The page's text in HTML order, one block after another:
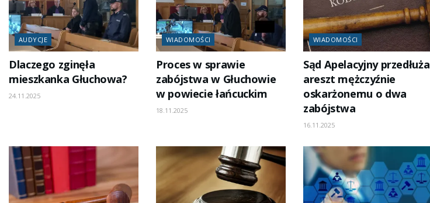
AUDYCJE
Dlaczego zginęła
mieszkanka Głuchowa?
24.11.2025
WIADOMOŚCI
Proces w sprawie
zabójstwa w Głuchowie
w powiecie łańcuckim
18.11.2025
WIADOMOŚCI
Sąd Apelacyjny przedłuża
areszt mężczyźnie
oskarżonemu o dwa
zabójstwa
16.11.2025